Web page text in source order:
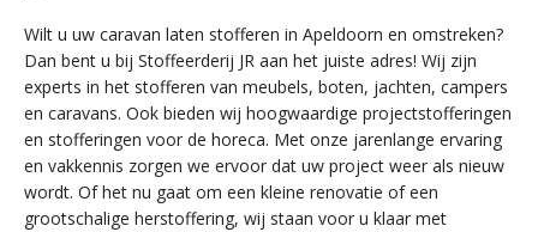
Wilt u uw caravan laten stofferen in Apeldoorn en omstreken?
Dan bent u bij Stoffeerderij JR aan het juiste adres! Wij zijn
experts in het stofferen van meubels, boten, jachten, campers
en caravans. Ook bieden wij hoogwaardige projectstofferingen
en stofferingen voor de horeca. Met onze jarenlange ervaring
en vakkennis zorgen we ervoor dat uw project weer als nieuw
wordt. Of het nu gaat om een kleine renovatie of een
grootschalige herstoffering, wij staan voor u klaar met